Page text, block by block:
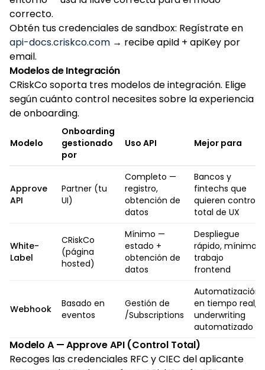
correcto.
Obtén tus credenciales de sandbox: Regístrate en
api-docs.criskco.com → recibe apiId + apiKey por
email.
Modelos de Integración
CRiskCo soporta tres modelos de integración. Elige
según cuánto control necesites sobre la experiencia
de onboarding.
Modelo
Onboarding
gestionado
por
Uso API Mejor para
Approve
API
Partner (tu
UI)
Completo —
registro,
obtención de
datos
Bancos y
fintechs que
quieren control
total de UX
White-
Label
CRiskCo
(página
hosted)
Mínimo —
estado +
obtención de
datos
Despliegue
rápido, mínimo
trabajo
frontend
Webhook
Basado en
eventos
Gestión de
/Subscriptions
Automatización
en tiempo real,
underwriting
automatizado
Modelo A — Approve API (Control Total)
Recoges las credenciales RFC y CIEC del aplicante